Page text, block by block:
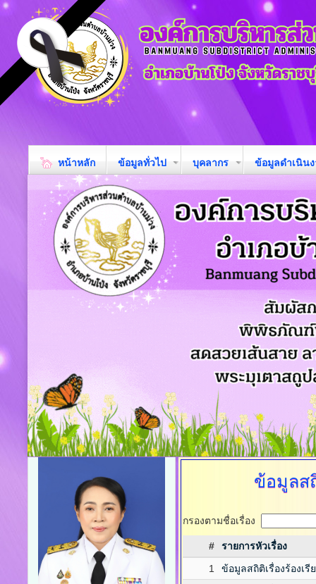
หน้าหลัก ข้อมูลทั่วไป บุคลากร ข้อมูลดำเนิน
ข้อมูลส
กรองตามชื่อเรื่อง
#
รายการหัวเรื่อง
1
ข้อมูลสถิติเรื่องร้องเ